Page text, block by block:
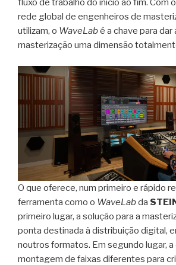
fluxo de trabalho do início ao fim. Com
rede global de engenheiros de
utilizam, o WaveLabé a chave para
masterização uma dimensão
O que oferece, num primeiro e rápido
ferramenta como o WaveLabda
primeiro lugar, a solução para a
ponta destinada à distribuição digital,
noutros formatos. Em segundo lugar, a
montagem de faixas diferentes para